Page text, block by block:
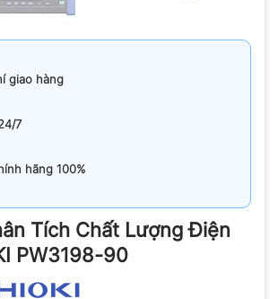
giao hàng
7
hãng 100%
Tích Chất Lượng Điện
PW3198-90